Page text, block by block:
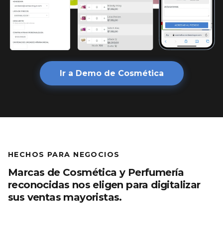
Ir a Demo de Cosmética
HECHOS PARA NEGOCIOS
Marcas de Cosmética y Perfumería
reconocidas nos eligen para digitalizar
sus ventas mayoristas.